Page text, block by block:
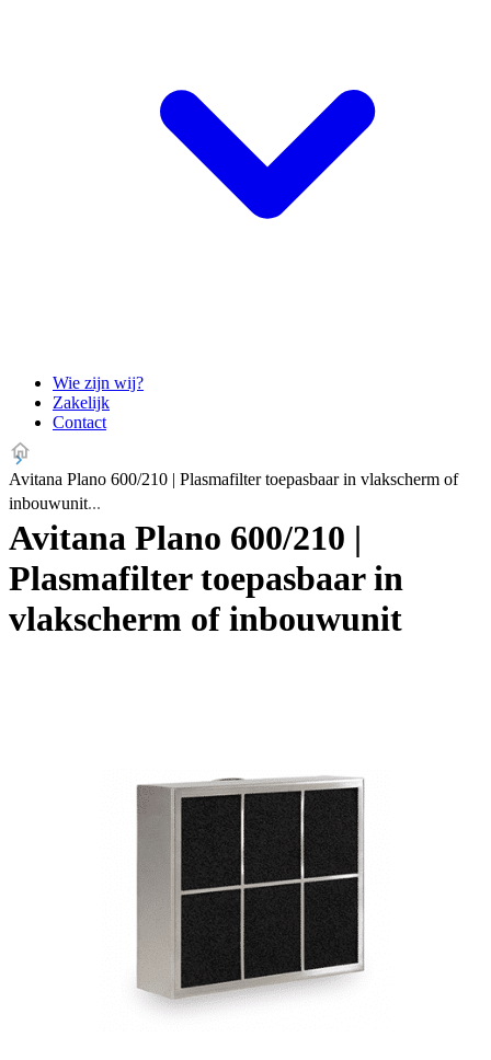
Wie zijn wij?
Zakelijk
Contact
Avitana Plano 600/210 | Plasmafilter toepasbaar in vlakscherm of
inbouwunit
Avitana Plano 600/210 |
Plasmafilter toepasbaar in
vlakscherm of inbouwunit